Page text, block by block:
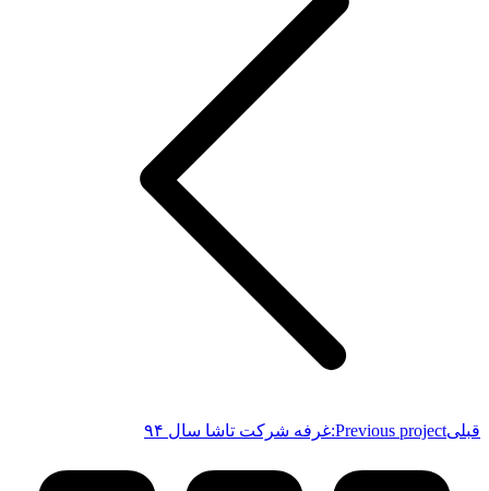
قبلیPrevious project: غرفه شرکت تاشا سال ۹۴